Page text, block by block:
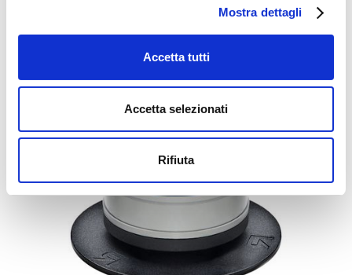
Mostra dettagli
Accetta tutti
Accetta selezionati
Rifiuta